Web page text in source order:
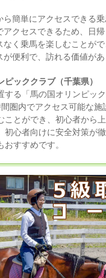
ら簡単にアクセスできる
アクセスできるため、日
なく乗馬を楽しむことが
が便利で、訪れる価値があ
ピッククラブ（千葉県）
する「馬の国オリンピッ
圏内でアクセス可能な
ことができ、初心者から
初心者向けに安全対策が
おすすめです。